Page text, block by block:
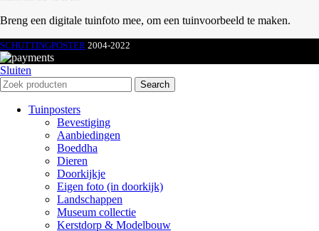
Breng een digitale tuinfoto mee, om een tuinvoorbeeld te maken.
SCHUTTINGPOSTER 2004-2022
Sluiten
Search
Tuinposters
Bevestiging
Aanbiedingen
Boeddha
Dieren
Doorkijkje
Eigen foto (in doorkijk)
Landschappen
Museum collectie
Kerstdorp & Modelbouw